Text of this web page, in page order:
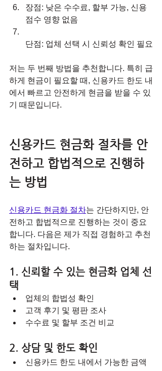
장점: 낮은 수수료, 할부 가능, 신용
점수 영향 없음
단점: 업체 선택 시 신뢰성 확인 필요
저는 두 번째 방법을 추천합니다. 특히 급
하게 현금이 필요할 때, 신용카드 한도 내
에서 빠르고 안전하게 현금을 받을 수 있
기 때문입니다.
신용카드 현금화 절차를 안
전하고 합법적으로 진행하
는 방법
신용카드 현금화 절차는 간단하지만, 안
전하고 합법적으로 진행하는 것이 중요
합니다. 다음은 제가 직접 경험하고 추천
하는 절차입니다.
1. 신뢰할 수 있는 현금화 업체 선
택
업체의 합법성 확인
고객 후기 및 평판 조사
수수료 및 할부 조건 비교
2. 상담 및 한도 확인
신용카드 한도 내에서 가능한 금액